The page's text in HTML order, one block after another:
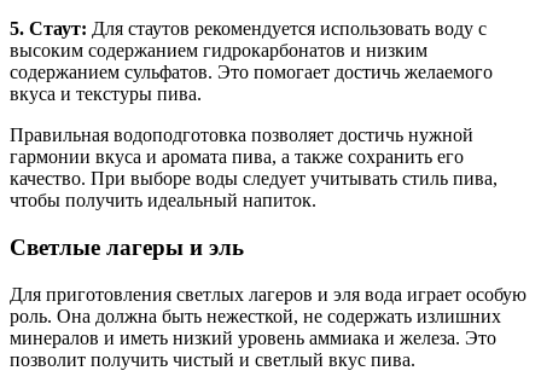
5. Стаут: Для стаутов рекомендуется использовать воду с
высоким содержанием гидрокарбонатов и низким
содержанием сульфатов. Это помогает достичь желаемого
вкуса и текстуры пива.
Правильная водоподготовка позволяет достичь нужной
гармонии вкуса и аромата пива, а также сохранить его
качество. При выборе воды следует учитывать стиль пива,
чтобы получить идеальный напиток.
Светлые лагеры и эль
Для приготовления светлых лагеров и эля вода играет особую
роль. Она должна быть нежесткой, не содержать излишних
минералов и иметь низкий уровень аммиака и железа. Это
позволит получить чистый и светлый вкус пива.